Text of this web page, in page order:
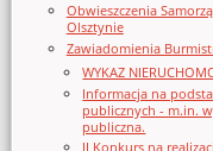
Obwieszczenia
Olsztynie
Zawiadomienia
WYKAZ
Informacja na
publicznych - m.in.
publiczna.
II Konkurs na